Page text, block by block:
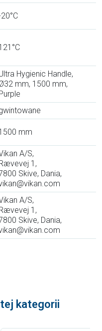
Hygienic Handle,
mm, 1500 mm,
Purple
mm
A/S,
Rævevej 1,
Skive, Dania,
A/S,
Rævevej 1,
Skive, Dania,
kategorii